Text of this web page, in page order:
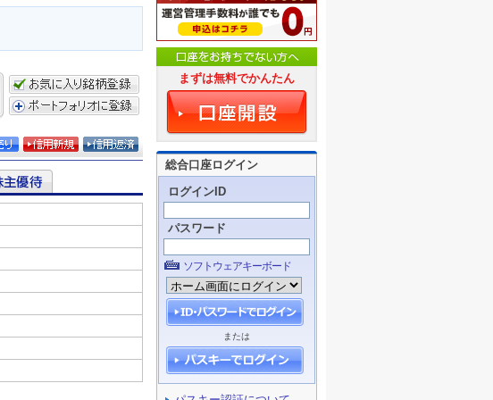
まずは無料でかんたん
総合口座ログイン
ログインID
パスワード
ソフトウェアキーボード
または